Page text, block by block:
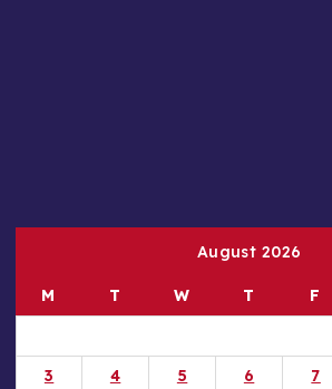
August 2026
M T W T F
3
4 5 6 7